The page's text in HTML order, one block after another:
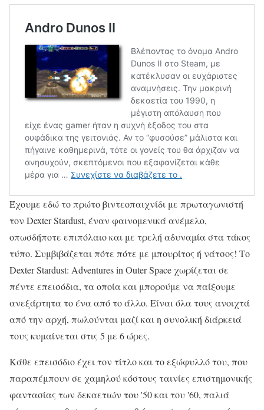
Έχουμε εδώ το πρώτο βιντεοπαιχνίδι με πρωταγωνιστή
τον Dexter Stardust, έναν φαινομενικά ανέμελο,
οπωσδήποτε επιπόλαιο και με τρελή αδυναμία στα τάκος
τύπο. Συμβιβάζεται πότε πότε με μπουρίτος ή νάτσος! Το
Dexter Stardust: Adventures in Outer Space χωρίζεται σε
πέντε επεισόδια, τα οποία και μπορούμε να παίξουμε
ανεξάρτητα το ένα από το άλλο. Είναι όλα τους ανοιχτά
από την αρχή, πωλούνται μαζί και η συνολική διάρκειά
τους κυμαίνεται στις 5 με 6 ώρες.
Κάθε επεισόδιο έχει τον τίτλο και το εξώφυλλό του, που
παραπέμπουν σε χαμηλού κόστους ταινίες επιστημονικής
φαντασίας των δεκαετιών του '50 και του '60, παλιά